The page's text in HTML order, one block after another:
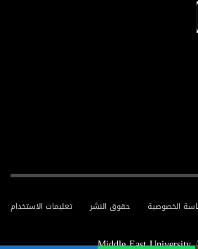
تعليمات الاستخدام حقوق النشر الخصوصية
Middle East University